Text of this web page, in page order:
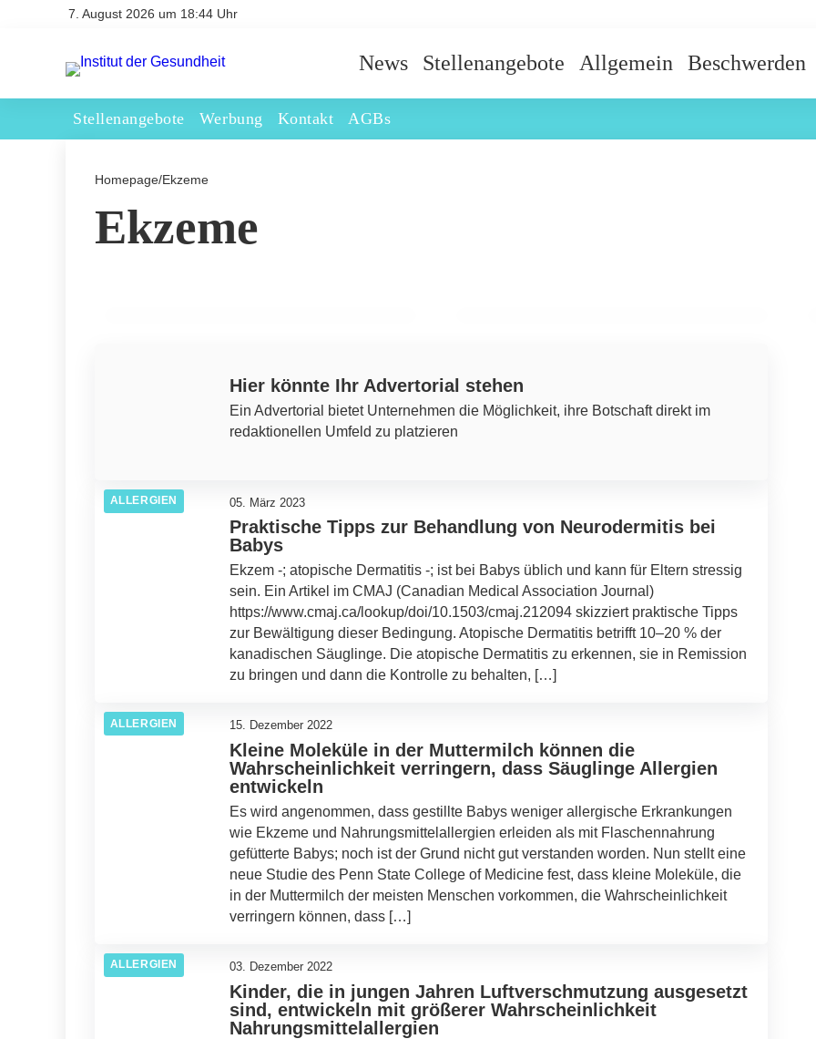
7. August 2026 um 18:44 Uhr
News Stellenangebote Allgemein Beschwerden
Stellenangebote Werbung Kontakt AGBs
Homepage/Ekzeme
Ekzeme
20. September 2023
Die Auswirkungen von Stress auf die
Hier könnte Ihr Advertorial stehen
Ein Advertorial bietet Unternehmen die Möglichkeit, ihre Botschaft direkt im
redaktionellen Umfeld zu platzieren
ALLERGIEN 05. März 2023
Praktische Tipps zur Behandlung von Neurodermitis bei
Babys
Ekzem -; atopische Dermatitis -; ist bei Babys üblich und kann für Eltern stressig
sein. Ein Artikel im CMAJ (Canadian Medical Association Journal)
https://www.cmaj.ca/lookup/doi/10.1503/cmaj.212094 skizziert praktische Tipps
zur Bewältigung dieser Bedingung. Atopische Dermatitis betrifft 10–20 % der
kanadischen Säuglinge. Die atopische Dermatitis zu erkennen, sie in Remission
zu bringen und dann die Kontrolle zu behalten, […]
ALLERGIEN 15. Dezember 2022
Kleine Moleküle in der Muttermilch können die
Wahrscheinlichkeit verringern, dass Säuglinge Allergien
entwickeln
Es wird angenommen, dass gestillte Babys weniger allergische Erkrankungen
wie Ekzeme und Nahrungsmittelallergien erleiden als mit Flaschennahrung
gefütterte Babys; noch ist der Grund nicht gut verstanden worden. Nun stellt eine
neue Studie des Penn State College of Medicine fest, dass kleine Moleküle, die
in der Muttermilch der meisten Menschen vorkommen, die Wahrscheinlichkeit
verringern können, dass […]
ALLERGIEN 03. Dezember 2022
Kinder, die in jungen Jahren Luftverschmutzung ausgesetzt
sind, entwickeln mit größerer Wahrscheinlichkeit
Nahrungsmittelallergien